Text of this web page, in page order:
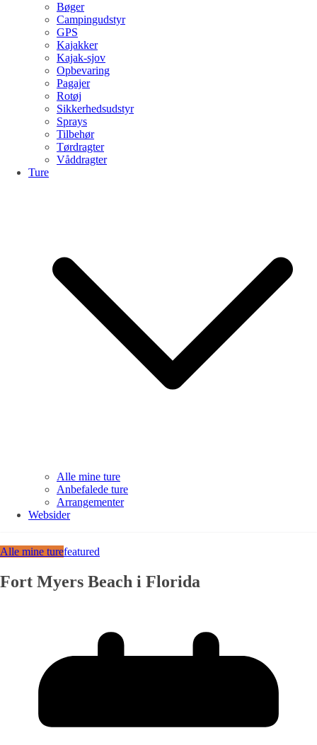
Bøger
Campingudstyr
GPS
Kajakker
Kajak-sjov
Opbevaring
Pagajer
Rotøj
Sikkerhedsudstyr
Sprays
Tilbehør
Tørdragter
Våddragter
Ture
Alle mine ture
Anbefalede ture
Arrangementer
Websider
Alle mine turefeatured
Fort Myers Beach i Florida